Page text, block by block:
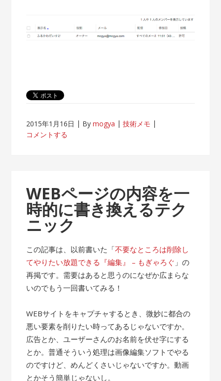
2015年1月16日 Bymogya
技術メモ
コメントする
WEBページの内容を一
時的に書き換えるテク
ニック
この記事は、以前書いた「不要なところは削除し
てやりたい放題できる『編集』 – もぎゃろぐ 」の
再掲です。需要はあると思うのになぜか広まらな
いのでもう一回書いてみる！
WEBサイトをキャプチャするとき、微妙に都合の
悪い要素を削りたい時ってあるじゃないですか。
広告とか、ユーザーさんのお名前を伏せ字にする
とか。普通そういう処理は画像編集ソフトでやる
のですけど、めんどくさいじゃないですか。動画
とかそう簡単じゃないし。